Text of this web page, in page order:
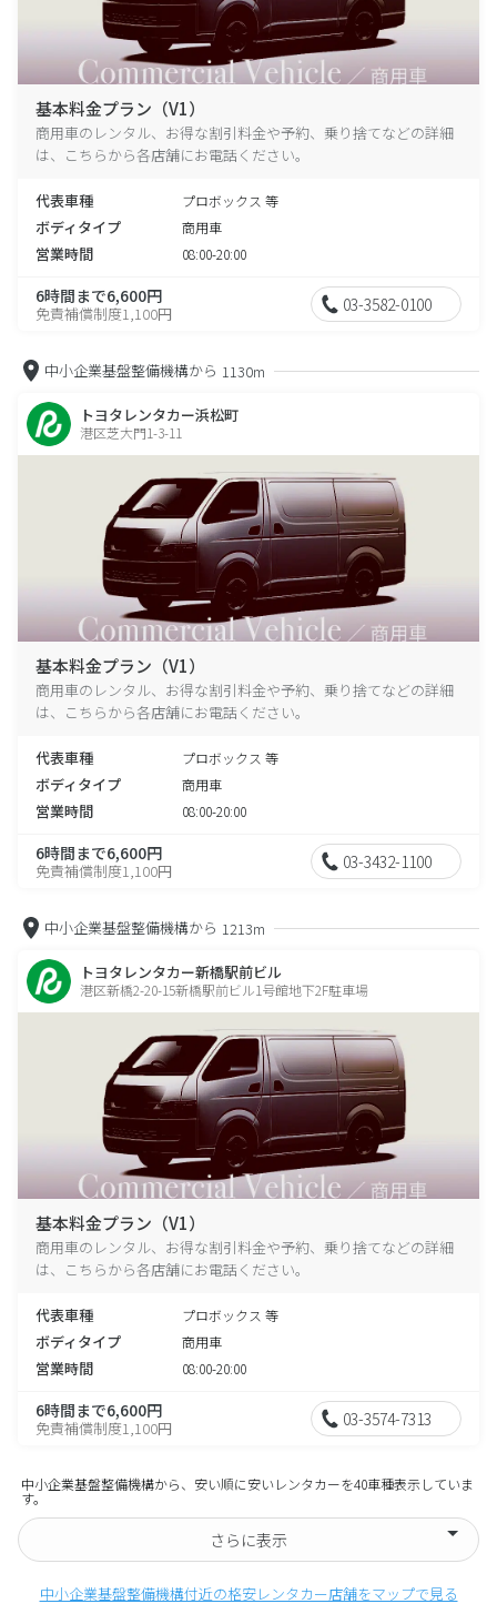
基本料金プラン（V1）
商用車のレンタル、お得な割引料金や予約、乗り捨てなどの詳細
は、こちらから各店舗にお電話ください。
代表車種 プロボックス 等
ボディタイプ 商用車
営業時間 08:00-20:00
6時間まで6,600円
免責補償制度1,100円 03-3582-0100
中小企業基盤整備機構から 1130m
トヨタレンタカー浜松町
港区芝大門1-3-11
基本料金プラン（V1）
商用車のレンタル、お得な割引料金や予約、乗り捨てなどの詳細
は、こちらから各店舗にお電話ください。
代表車種 プロボックス 等
ボディタイプ 商用車
営業時間 08:00-20:00
6時間まで6,600円
免責補償制度1,100円 03-3432-1100
中小企業基盤整備機構から 1213m
トヨタレンタカー新橋駅前ビル
港区新橋2-20-15新橋駅前ビル1号館地下2F駐車場
基本料金プラン（V1）
商用車のレンタル、お得な割引料金や予約、乗り捨てなどの詳細
は、こちらから各店舗にお電話ください。
代表車種 プロボックス 等
ボディタイプ 商用車
営業時間 08:00-20:00
6時間まで6,600円
免責補償制度1,100円 03-3574-7313
中小企業基盤整備機構から、安い順に安いレンタカーを40車種表示していま
す。
さらに表示
中小企業基盤整備機構付近の格安レンタカー店舗をマップで見る